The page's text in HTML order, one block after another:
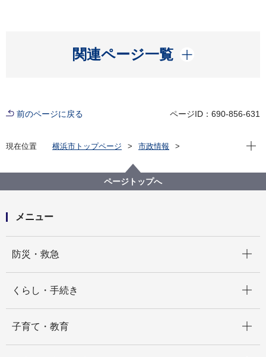
関連ページ一覧
開く
前のページに戻る ページID：690-856-631
現在位置 横浜市トップページ
市政情報
脱炭素・GREEN×EXPO推進局
記者発表 2021年度
3月26日(土曜日)20時30分 世界規模の消灯イベントに
現在
ページトップへ
メニュー
防災・救急
くらし・手続き
子育て・教育